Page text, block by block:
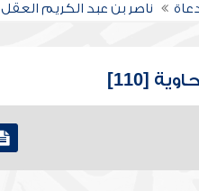
ناصر بن عبد الكريم العقل
[110]